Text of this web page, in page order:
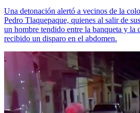
Una detonación alertó a vecinos de la
Pedro Tlaquepaque, quienes al salir de
un hombre tendido entre la banqueta y la
recibido un disparo en el abdomen.